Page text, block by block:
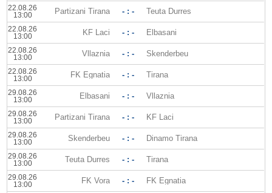
22.08.26
13:00
Partizani Tirana - : - Teuta Durres
22.08.26
13:00
KF Laci - : - Elbasani
22.08.26
13:00
Vllaznia - : - Skenderbeu
22.08.26
13:00
FK Egnatia - : - Tirana
29.08.26
13:00
Elbasani - : - Vllaznia
29.08.26
13:00
Partizani Tirana - : - KF Laci
29.08.26
13:00
Skenderbeu - : - Dinamo Tirana
29.08.26
13:00
Teuta Durres - : - Tirana
29.08.26
13:00
FK Vora - : - FK Egnatia